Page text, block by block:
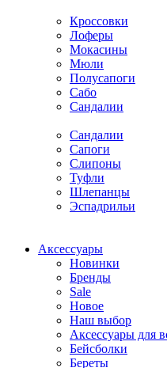
Кроссовки
Лоферы
Мокасины
Мюли
Полусапоги
Сабо
Сандалии
Сандалии
Сапоги
Слипоны
Туфли
Шлепанцы
Эспадрильи
Аксессуары
Новинки
Бренды
Sale
Новое
Наш выбор
Аксессуары для
Бейсболки
Береты